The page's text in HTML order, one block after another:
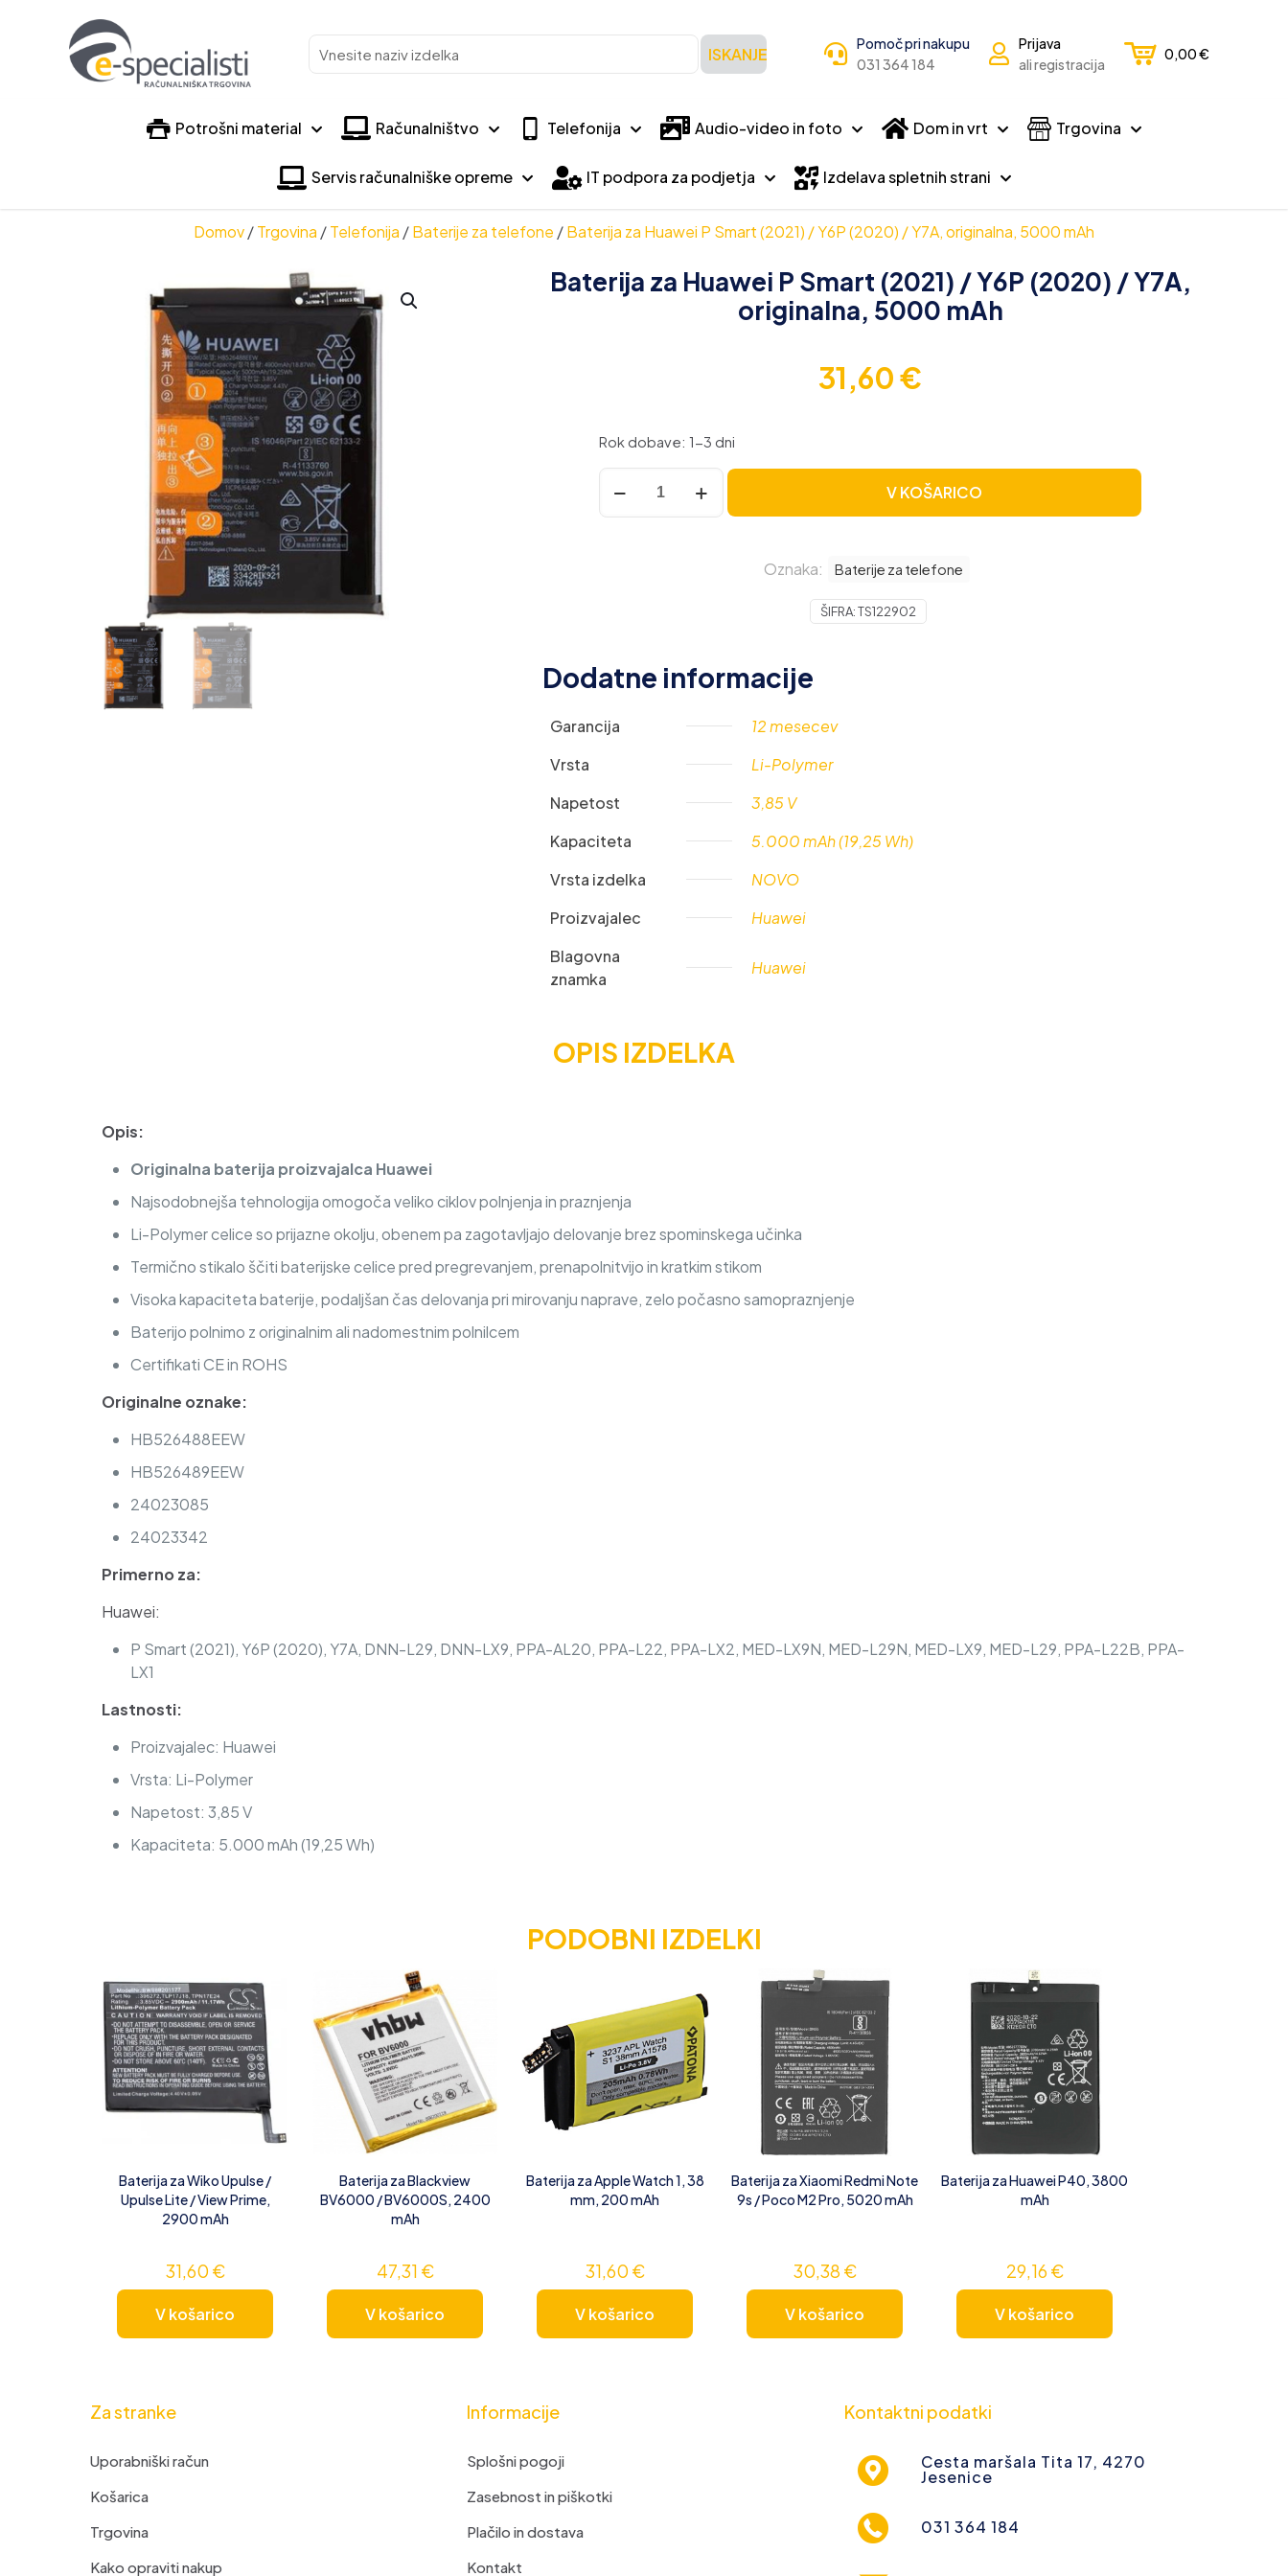
Vnesite
naziv
ISKANJE
Pomoč pri nakupu
031 364 184
Prijava
ali registracija
0,00€
Potrošni material Računalništvo Telefonija Audio-video in foto Dom in vrt Trgovina
Servis računalniške opreme IT podpora za podjetja Izdelava spletnih strani
Domov/Trgovina /Telefonija /Baterije za telefone /Baterija za Huawei P Smart (2021) / Y6P (2020) / Y7A, originalna, 5000 mAh
Baterija za Huawei P Smart (2021) / Y6P (2020) / Y7A,
originalna, 5000 mAh
31,60€
Rok dobave: 1-3 dni
Baterija
za
Huawei
/
originalna,
količina
V KOŠARICO
Oznaka: Baterije za telefone
ŠIFRA:TS122902
Dodatne informacije
Garancija
12 mesecev
Vrsta
Li-Polymer
Napetost
3,85 V
Kapaciteta
5.000 mAh (19,25 Wh)
Vrsta izdelka
NOVO
Proizvajalec
Huawei
Blagovna
znamka
Huawei
OPIS IZDELKA
Opis:
Originalna baterija proizvajalca Huawei
Najsodobnejša tehnologija omogoča veliko ciklov polnjenja in praznjenja
Li-Polymer celice so prijazne okolju, obenem pa zagotavljajo delovanje brez spominskega učinka
Termično stikalo ščiti baterijske celice pred pregrevanjem, prenapolnitvijo in kratkim stikom
Visoka kapaciteta baterije, podaljšan čas delovanja pri mirovanju naprave, zelo počasno samopraznjenje
Baterijo polnimo z originalnim ali nadomestnim polnilcem
Certifikati CE in ROHS
Originalne oznake:
HB526488EEW
HB526489EEW
24023085
24023342
Primerno za:
Huawei:
P Smart (2021), Y6P (2020), Y7A, DNN-L29, DNN-LX9, PPA-AL20, PPA-L22, PPA-LX2, MED-LX9N, MED-L29N, MED-LX9, MED-L29, PPA-L22B, PPA-
LX1
Lastnosti:
Proizvajalec: Huawei
Vrsta: Li-Polymer
Napetost: 3,85 V
Kapaciteta: 5.000 mAh (19,25 Wh)
PODOBNI IZDELKI
Baterija za Wiko Upulse /
Upulse Lite / View Prime,
2900 mAh
31,60 €
V košarico
Baterija za Blackview
BV6000 / BV6000S, 2400
mAh
47,31 €
V košarico
Baterija za Apple Watch 1, 38
mm, 200 mAh
31,60 €
V košarico
Baterija za Xiaomi Redmi Note
9s / Poco M2 Pro, 5020 mAh
30,38 €
V košarico
Baterija za Huawei P40, 3800
mAh
29,16€
V košarico
Za stranke
Uporabniški račun
Košarica
Trgovina
Kako opraviti nakup
Informacije
Splošni pogoji
Zasebnost in piškotki
Plačilo in dostava
Kontakt
Kontaktni podatki
Cesta maršala Tita 17, 4270
Jesenice
031 364 184